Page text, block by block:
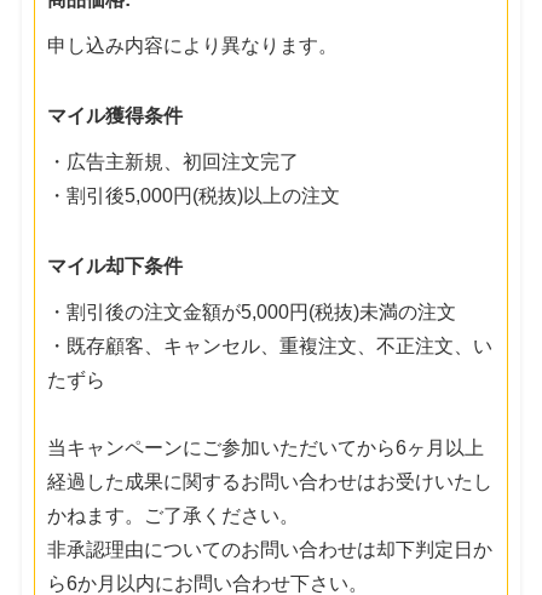
申し込み内容により異なります。
マイル獲得条件
・広告主新規、初回注文完了
・割引後5,000円(税抜)以上の注文
マイル却下条件
・割引後の注文金額が5,000円(税抜)未満の注文
・既存顧客、キャンセル、重複注文、不正注文、い
たずら
当キャンペーンにご参加いただいてから6ヶ月以上
経過した成果に関するお問い合わせはお受けいたし
かねます。ご了承ください。
非承認理由についてのお問い合わせは却下判定日か
ら6か月以内にお問い合わせ下さい。